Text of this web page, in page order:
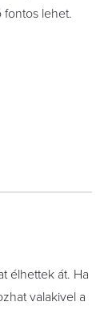
fontos lehet.
élhettek át. Ha
valakivel a